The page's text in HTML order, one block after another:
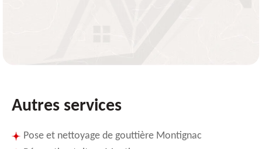
Autres services
Pose et nettoyage de gouttière Montignac